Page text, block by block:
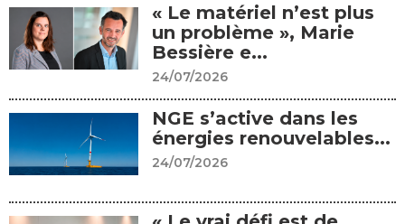
« Le matériel n’est plus
un problème », Marie
Bessière e...
24/07/2026
NGE s’active dans les
énergies renouvelables...
24/07/2026